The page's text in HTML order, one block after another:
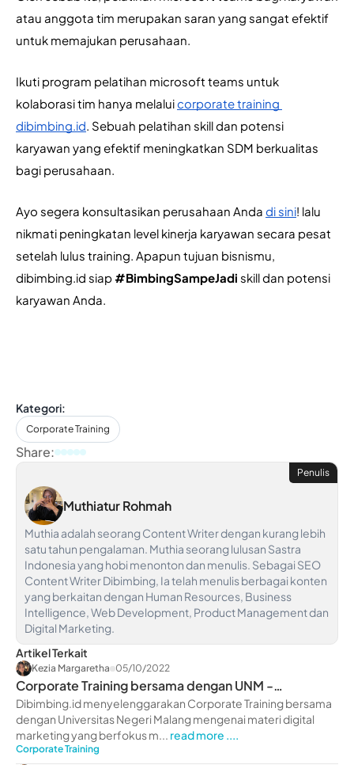
atau anggota tim merupakan saran yang sangat efektif
untuk memajukan perusahaan.
Ikuti program pelatihan microsoft teams untuk
kolaborasi tim hanya melalui corporate training
dibimbing.id. Sebuah pelatihan skill dan potensi
karyawan yang efektif meningkatkan SDM berkualitas
bagi perusahaan.
Ayo segera konsultasikan perusahaan Anda di sini! lalu
nikmati peningkatan level kinerja karyawan secara pesat
setelah lulus training. Apapun tujuan bisnismu,
dibimbing.id siap #BimbingSampeJadi skill dan potensi
karyawan Anda.
Kategori:
Corporate Training
Share:
Penulis
Muthiatur Rohmah
Muthia adalah seorang Content Writer dengan kurang lebih
satu tahun pengalaman. Muthia seorang lulusan Sastra
Indonesia yang hobi menonton dan menulis. Sebagai SEO
Content Writer Dibimbing, Ia telah menulis berbagai konten
yang berkaitan dengan Human Resources, Business
Intelligence, Web Development, Product Management dan
Digital Marketing.
Artikel Terkait
Kezia Margaretha 05/10/2022
Corporate Training bersama dengan UNM -
dibimbing.id
Dibimbing.id menyelenggarakan Corporate Training bersama
dengan Universitas Negeri Malang mengenai materi digital
marketing yang berfokus m... read more ....
Corporate Training